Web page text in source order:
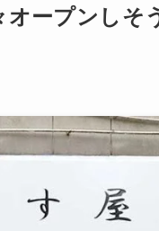
ープンしそ